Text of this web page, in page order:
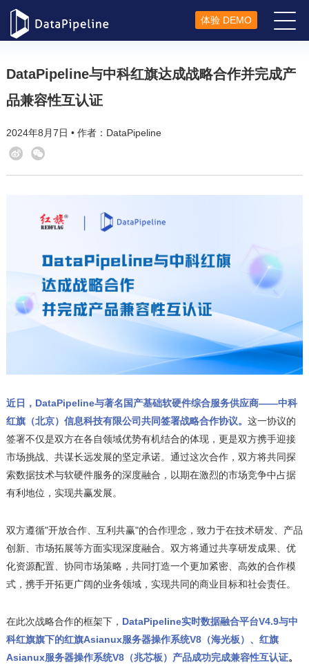
体验 DEMO
DataPipeline与中科红旗达成战略合作并完成产
品兼容性互认证
2024年8月7日 • 作者：DataPipeline
近日，DataPipeline与著名国产基础软硬件综合服务供应商——中科
红旗（北京）信息科技有限公司共同签署战略合作协议。 这一协议的
签署不仅是双方在各自领域优势有机结合的体现，更是双方携手迎接
市场挑战、共谋长远发展的坚定承诺。通过这次合作，双方将共同探
索数据技术与软硬件服务的深度融合，以期在激烈的市场竞争中占据
有利地位，实现共赢发展。
双方遵循"开放合作、互利共赢"的合作理念，致力于在技术研发、产品
创新、市场拓展等方面实现深度融合。双方将通过共享研发成果、优
化资源配置、协同市场策略，共同打造一个更加紧密、高效的合作模
式，携手开拓更广阔的业务领域，实现共同的商业目标和社会责任。
在此次战略合作的框架下， DataPipeline实时数据融合平台V4.9与中
科红旗旗下的红旗Asianux服务器操作系统V8（海光板）、红旗
Asianux服务器操作系统V8（兆芯板）产品成功完成兼容性互认证。